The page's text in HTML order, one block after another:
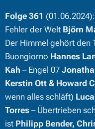
Folge 361 (01.06.2024):
Fehler der Welt Björn
Der Himmel gehört den
Buongiorno Hannes
Kah – Engel 07
Kerstin Ott & Howard
wenn alles schläft)
Torres – Übertrieben
ist Philipp Bender,